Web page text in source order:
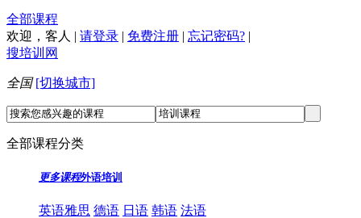
全部课程
欢迎， 客人 | 请登录 | 免费注册 | 忘记密码? |
搜培训网
全国 [切换城市]
全部课程分类
更多课程外语培训
英语雅思 德语 日语 韩语 法语